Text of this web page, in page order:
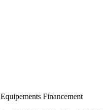
Equipements Financement